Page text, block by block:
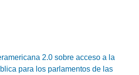
2.0 sobre acceso a la
para los parlamentos de las